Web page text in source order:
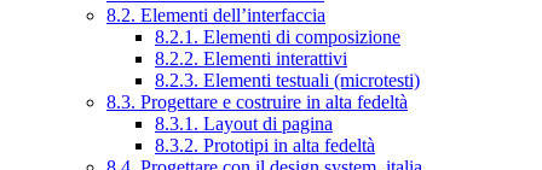
8.2. Elementi dell’interfaccia
8.2.1. Elementi di composizione
8.2.2. Elementi interattivi
8.2.3. Elementi testuali (microtesti)
8.3. Progettare e costruire in alta fedeltà
8.3.1. Layout di pagina
8.3.2. Prototipi in alta fedeltà